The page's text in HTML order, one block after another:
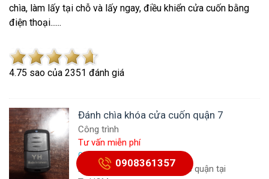
chìa, làm lấy tại chỗ và lấy ngay, điều khiển cửa cuốn bằng
điện thoại......
4.75 sao của 2351 đánh giá
Đánh chìa khóa cửa cuốn quận 7
Công trình
Tư vấn miễn phí
0908361357
Làm chìa khóa cửa cuốn các quận tại
0908361357